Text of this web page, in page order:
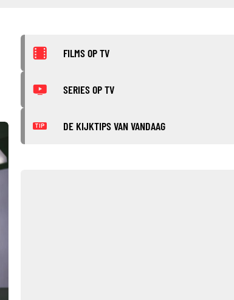
FILMS OP TV
SERIES OP TV
TIP DE KIJKTIPS VAN VANDAAG